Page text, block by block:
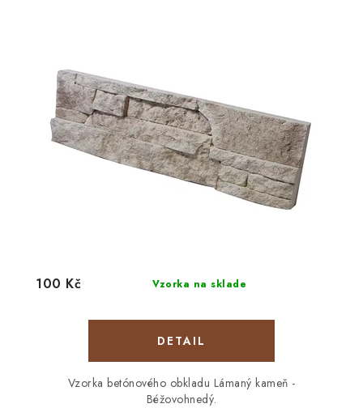
Vzorka na sklade
100 Kč
DETAIL
Vzorka betónového obkladu Lámaný kameň -
Béžovohnedý.